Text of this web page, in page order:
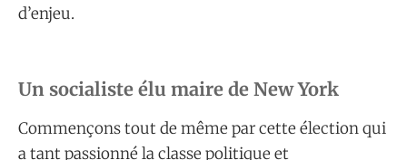
d’enjeu.
Un socialiste élu maire de New York
Commençons tout de même par cette élection qui
a tant passionné la classe politique et